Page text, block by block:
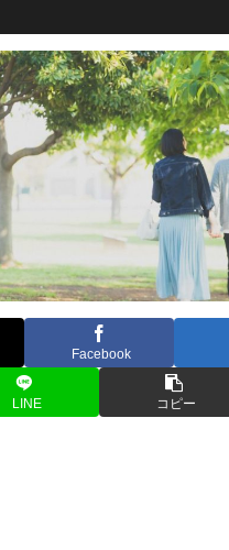
Facebook
LINE コピー